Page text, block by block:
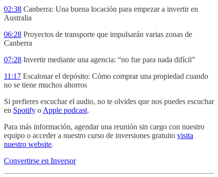
02:38 Canberra: Una buena locación para empezar a invertir en
Australia
06:28 Proyectos de transporte que impulsarán varias zonas de
Canberra
07:28 Invertir mediante una agencia: “no fue para nada difícil”
11:17 Escalonar el depósito: Cómo comprar una propiedad cuando
no se tiene muchos ahorros
Si prefieres escuchar el audio, no te olvides que nos puedes escuchar
en Spotify o Apple podcast.
Para más información, agendar una reunión sin cargo con nuestro
equipo o acceder a nuestro curso de inversiones gratuito visita
nuestro website.
Convertirse en Inversor